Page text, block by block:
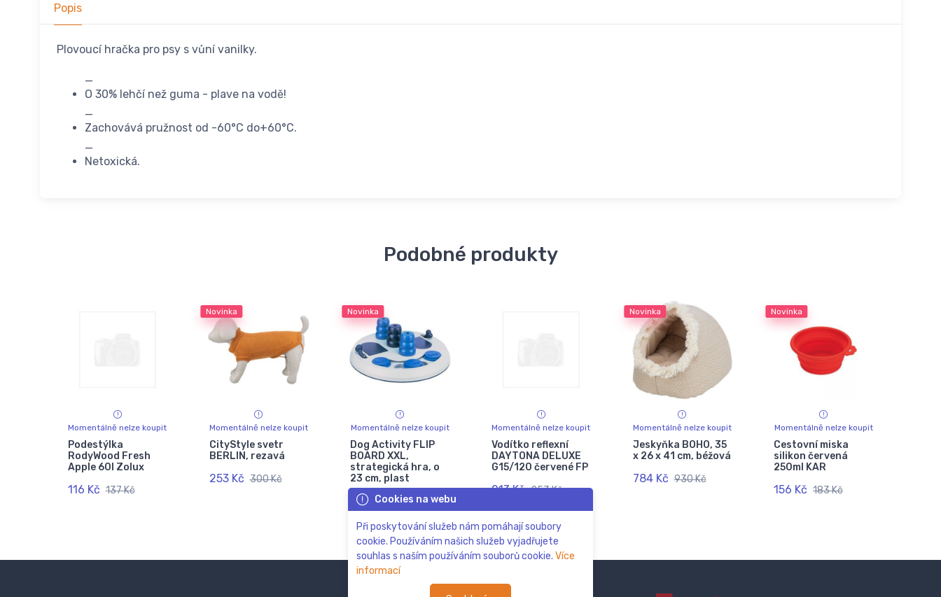
Popis
Plovoucí hračka pro psy s vůní vanilky.
_
O 30% lehčí než guma - plave na vodě!
_
Zachovává pružnost od -60°C do+60°C.
_
Netoxická.
Podobné produkty
Momentálně nelze koupit
Podestýlka
RodyWood Fresh
Apple 60l Zolux
116 Kč 137 Kč
Novinka
Momentálně nelze koupit
CityStyle svetr
BERLIN, rezavá
253 Kč 300 Kč
Novinka
Momentálně nelze koupit
Dog Activity FLIP
BOARD XXL,
strategická hra, o
23 cm, plast
301 Kč 357 Kč
Momentálně nelze koupit
Vodítko reflexní
DAYTONA DELUXE
G15/120 červené FP
213 Kč 253 Kč
Novinka
Momentálně nelze koupit
Jeskyňka BOHO, 35
x 26 x 41 cm, béžová
784 Kč 930 Kč
Novinka
Momentálně nelze koupit
Cestovní miska
silikon červená
250ml KAR
156 Kč 183 Kč
Cookies na webu
Při poskytování služeb nám pomáhají soubory
cookie. Používáním našich služeb vyjadřujete
souhlas s naším používáním souborů cookie. Více
informací